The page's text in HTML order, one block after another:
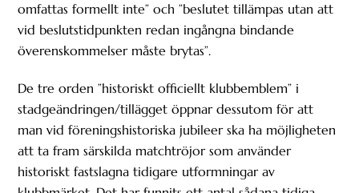
omfattas formellt inte” och ”beslutet tillämpas utan att
vid beslutstidpunkten redan ingångna bindande
överenskommelser måste brytas”.
De tre orden ”historiskt officiellt klubbemblem” i
stadgeändringen/tillägget öppnar dessutom för att
man vid föreningshistoriska jubileer ska ha möjligheten
att ta fram särskilda matchtröjor som använder
historiskt fastslagna tidigare utformningar av